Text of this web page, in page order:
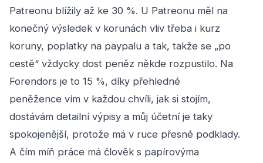
Patreonu blížily až ke 30 %. U Patreonu měl na
konečný výsledek v korunách vliv třeba i kurz
koruny, poplatky na paypalu a tak, takže se „po
cestě“ vždycky dost peněz někde rozpustilo. Na
Forendors je to 15 %, díky přehledné
peněžence vím v každou chvíli, jak si stojím,
dostávám detailní výpisy a můj účetní je taky
spokojenější, protože má v ruce přesné podklady.
A čím míň práce má člověk s papírovýma